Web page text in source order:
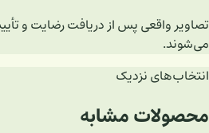
تصاویر واقعی پس از دریافت رضایت و
می‌شوند.
انتخاب‌های نزدیک
محصولات مشابه